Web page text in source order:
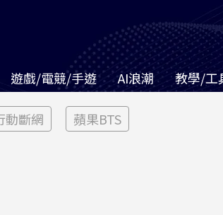
遊戲/電競/手遊 AI浪潮 教學/工
動斷網 蘋果BTS